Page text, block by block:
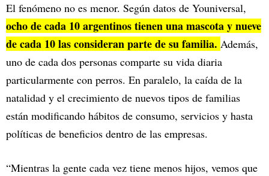
El fenómeno no es menor. Según datos de Youniversal,
ocho de cada 10 argentinos tienen una mascota y nueve
de cada 10 las consideran parte de su familia. Además,
uno de cada dos personas comparte su vida diaria
particularmente con perros. En paralelo, la caída de la
natalidad y el crecimiento de nuevos tipos de familias
están modificando hábitos de consumo, servicios y hasta
políticas de beneficios dentro de las empresas.
“Mientras la gente cada vez tiene menos hijos, vemos que